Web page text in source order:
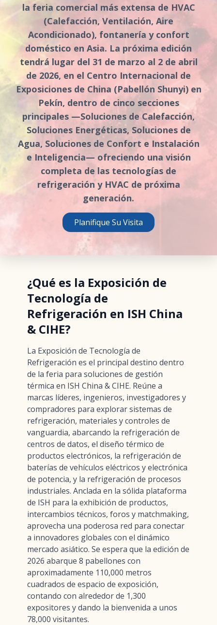
la feria comercial más extensa de HVAC
(Calefacción, Ventilación, Aire
Acondicionado), fontanería y confort
doméstico en Asia. La próxima edición
tendrá lugar del 31 de marzo al 2 de abril
de 2026, en el Centro Internacional de
Exposiciones de China (Pabellón Shunyi) en
Pekín, dentro de cinco secciones
principales —Soluciones de Calefacción,
Soluciones Energéticas, Soluciones de
Agua, Soluciones de Confort e Instalación
e Inteligencia— ofreciendo una visión
completa de las tecnologías de
refrigeración y HVAC de próxima
generación.
Planifique Su Visita
¿Qué es la Exposición de
Tecnología de
Refrigeración en ISH China
& CIHE?
La Exposición de Tecnología de
Refrigeración es el principal destino dentro
de la feria para soluciones de gestión
térmica en ISH China & CIHE. Reúne a
marcas líderes, ingenieros, investigadores y
compradores para explorar sistemas de
refrigeración, materiales y controles de
vanguardia, abarcando la refrigeración de
centros de datos, el diseño térmico de
productos electrónicos, la refrigeración de
baterías de vehículos eléctricos y electrónica
de potencia, y la refrigeración de procesos
industriales. Anclada en la sólida plataforma
de ISH para la exhibición de productos,
intercambios técnicos, foros y matchmaking,
aprovecha una poderosa red para conectar
a innovadores globales con el dinámico
mercado asiático. Se espera que la edición de
2026 abarque 8 pabellones con
aproximadamente 110,000 metros
cuadrados de espacio de exposición,
contando con alrededor de 1,300
expositores y dando la bienvenida a unos
78,000 visitantes.